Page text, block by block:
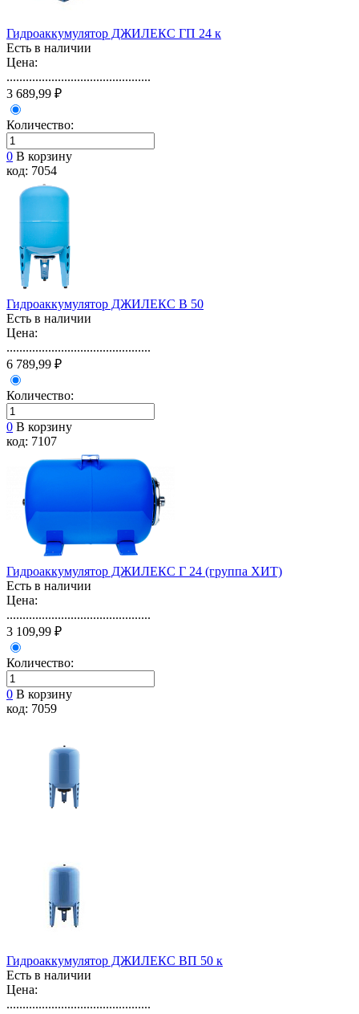
Гидроаккумулятор ДЖИЛЕКС ГП 24 к
Есть в наличии
Цена:
.............................................
3 689,99 ₽
Количество:
0 В корзину
код: 7054
Гидроаккумулятор ДЖИЛЕКС В 50
Есть в наличии
Цена:
.............................................
6 789,99 ₽
Количество:
0 В корзину
код: 7107
Гидроаккумулятор ДЖИЛЕКС Г 24 (группа ХИТ)
Есть в наличии
Цена:
.............................................
3 109,99 ₽
Количество:
0 В корзину
код: 7059
Гидроаккумулятор ДЖИЛЕКС ВП 50 к
Есть в наличии
Цена:
.............................................